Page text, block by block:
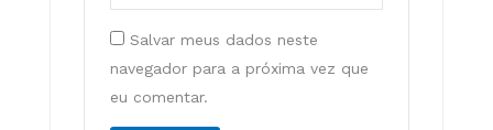
Salvar meus dados neste
navegador para a próxima vez que
eu comentar.